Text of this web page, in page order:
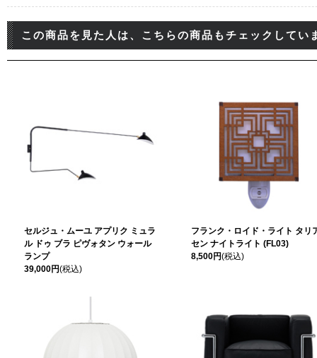
この商品を見た人は、こちらの商品もチェックしてい
セルジュ・ムーユ アプリク ミュラ
ル ドゥ ブラ ピヴォタン ウォール
ランプ
39,000円(税込)
フランク・ロイド・ライト タリ
セン ナイトライト (FL03)
8,500円(税込)